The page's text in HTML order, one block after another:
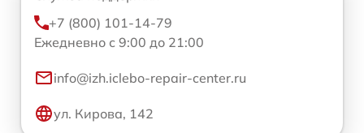
+7 (800) 101-14-79
Ежедневно с 9:00 до 21:00
info@izh.iclebo-repair-center.ru
ул. Кирова, 142